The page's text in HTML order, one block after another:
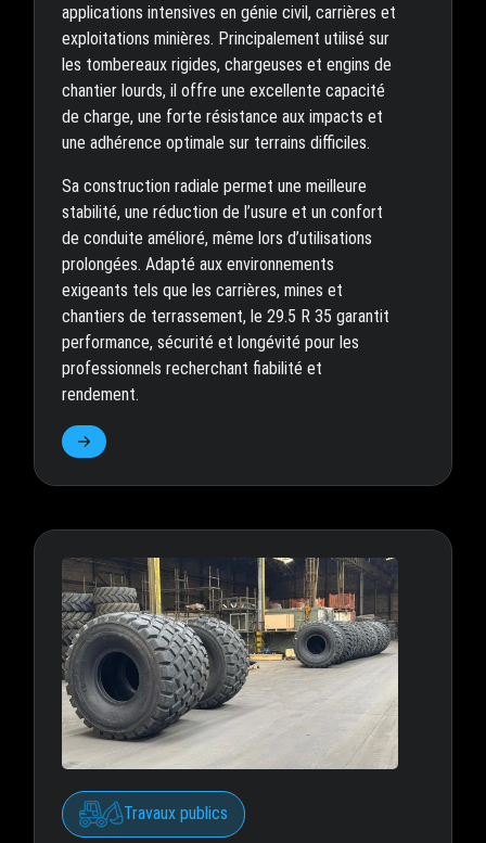
applications intensives en génie civil, carrières et
exploitations minières. Principalement utilisé sur
les tombereaux rigides, chargeuses et engins de
chantier lourds, il offre une excellente capacité
de charge, une forte résistance aux impacts et
une adhérence optimale sur terrains difficiles.
Sa construction radiale permet une meilleure
stabilité, une réduction de l’usure et un confort
de conduite amélioré, même lors d’utilisations
prolongées. Adapté aux environnements
exigeants tels que les carrières, mines et
chantiers de terrassement, le 29.5 R 35 garantit
performance, sécurité et longévité pour les
professionnels recherchant fiabilité et
rendement.
Travaux publics